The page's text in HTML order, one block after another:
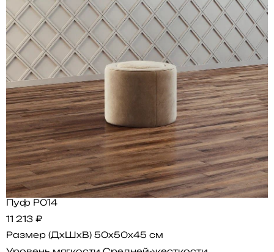
Пуф P014
11 213 ₽
Размер (ДхШхВ) 50x50x45 см